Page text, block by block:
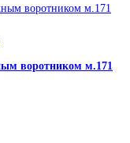
воротником м.171